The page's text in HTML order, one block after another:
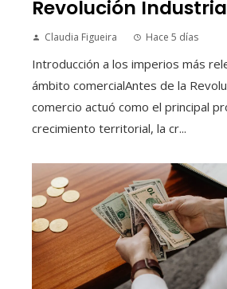
Revolución
Claudia Figueira Hace 5 días
Introducción a los imperios más
ámbito comercialAntes de la
comercio actuó como el principal
crecimiento territorial, la cr...